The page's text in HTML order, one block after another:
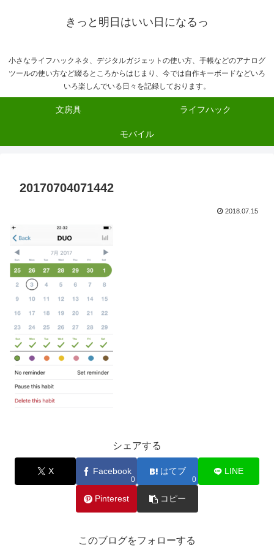
きっと明日はいい日になるっ
小さなライフハックネタ、デジタルガジェットの使い方、手帳などのアナログ
ツールの使い方など綴るところからはじまり、今では自作キーボードなどいろ
いろ楽しんでいる日々を記録しております。
文房具 ライフハック
モバイル
20170704071442
2018.07.15
シェアする
X Facebook
0
はてブ
0
LINE
Pinterest コピー
このブログをフォローする